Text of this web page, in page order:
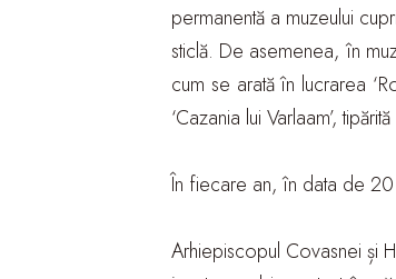
permanentă a muzeului
sticlă. De asemenea, în
cum se arată în lucrarea
‘Cazania lui Varlaam’,
În fiecare an, în data de 20
Arhiepiscopul Covasnei și